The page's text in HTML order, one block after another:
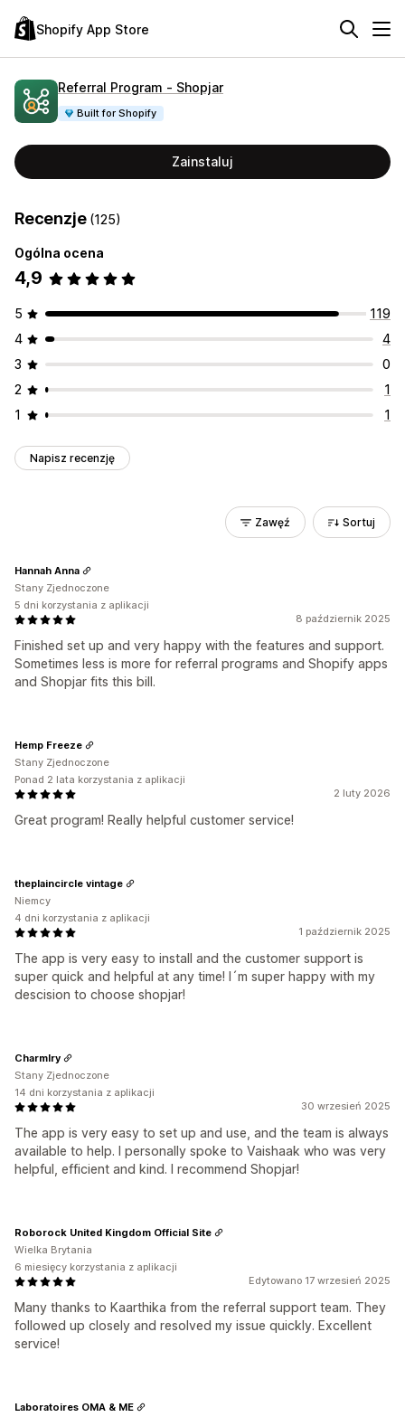
Shopify App Store
Referral Program ‑ Shopjar
Built for Shopify
Zainstaluj
Recenzje (125)
Ogólna ocena
4,9
5
119
4
4
3
0
2
1
1
1
Napisz recenzję
Zawęź Sortuj
8 październik 2025
Finished set up and very happy with the features and support.
Sometimes less is more for referral programs and Shopify apps
and Shopjar fits this bill.
Hannah Anna
Stany Zjednoczone
5 dni korzystania z aplikacji
2 luty 2026
Great program! Really helpful customer service!
Hemp Freeze
Stany Zjednoczone
Ponad 2 lata korzystania z aplikacji
1 październik 2025
The app is very easy to install and the customer support is
super quick and helpful at any time! I´m super happy with my
descision to choose shopjar!
theplaincircle vintage
Niemcy
4 dni korzystania z aplikacji
30 wrzesień 2025
The app is very easy to set up and use, and the team is always
available to help. I personally spoke to Vaishaak who was very
helpful, efficient and kind. I recommend Shopjar!
Charmlry
Stany Zjednoczone
14 dni korzystania z aplikacji
Edytowano 17 wrzesień 2025
Many thanks to Kaarthika from the referral support team. They
followed up closely and resolved my issue quickly. Excellent
service!
Roborock United Kingdom Official Site
Wielka Brytania
6 miesięcy korzystania z aplikacji
Laboratoires OMA & ME